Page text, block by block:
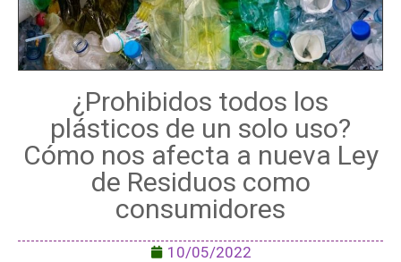
¿Prohibidos todos los
plásticos de un solo uso?
Cómo nos afecta a nueva Ley
de Residuos como
consumidores
10/05/2022